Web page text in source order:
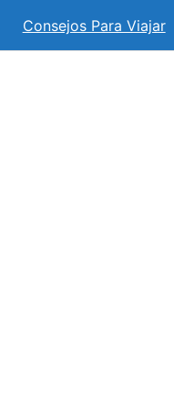
Consejos Para Viajar